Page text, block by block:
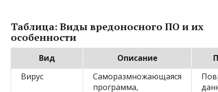
Таблица: Виды вредоносного ПО и их
особенности
Вид Описание
Вирус
Саморазмножающаяся
программа,